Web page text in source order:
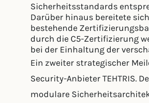
Sicherheitsstandards
Darüber hinaus bereitete
bestehende
durch die C5-Zertifizierung
bei der Einhaltung der
Ein zweiter strategischer
Security-Anbieter TEHTRIS.
modulare